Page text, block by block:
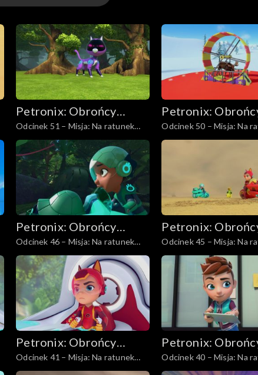
Petronix: Obrońcy
zwierząt
Odcinek 51 – Misja: Na ratunek
latającej wiewiórce, cz. II
Petronix:
zwierząt
Odcinek 50 – Misja: Na
łosiowi
Petronix: Obrońcy
zwierząt
Odcinek 46 – Misja: Na ratunek
iguanie
Petronix:
zwierząt
Odcinek 45 – Misja: Na
hienom plamistym
Petronix: Obrońcy
zwierząt
Odcinek 41 – Misja: Na ratunek
szopom
Petronix:
zwierząt
Odcinek 40 – Misja: Na
pelikanowi